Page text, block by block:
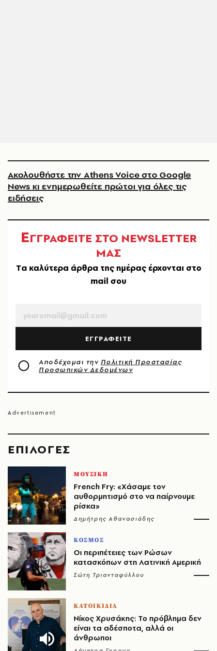
EΠΙΛΟΓΈΣ
ΜΟΥΣΙΚΗ
French Fry: «Χάσαμε τον
αυθορμητισμό στο να παίρνουμε
ρίσκα»
Δημήτρης Αθανασιάδης
ΚΟΣΜΟΣ
Οι περιπέτειες των Ρώσων
κατασκόπων στη Λατινική Αμερική
Σώτη Τριανταφύλλου
ΚΑΤΟΙΚΙΔΙΑ
Νίκος Χρυσάκης: Το πρόβλημα δεν
είναι τα αδέσποτα, αλλά οι
άνθρωποι
Ακολουθήστε την Athens Voice στο Google
News κι ενημερωθείτε πρώτοι για όλες τις
ειδήσεις
ΕΓΓΡΑΦΕΙΤΕ ΣΤΟ NEWSLETTER
ΜΑΣ
Tα καλύτερα άρθρα της ημέρας έρχονται στο
mail σου
ΕΓΓΡΑΦΕΙΤΕ
Αποδέχομαι την Πολιτική Προστασίας
Προσωπικών Δεδομένων